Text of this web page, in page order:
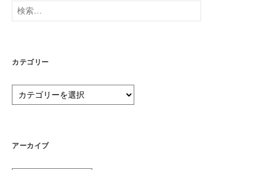
検
索:
カテゴリー
テ
ー
アーカイブ